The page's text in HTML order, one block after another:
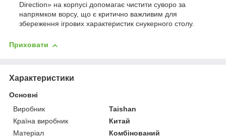
Direction» на корпусі допомагає чистити суворо за
напрямком ворсу, що є критично важливим для
збереження ігрових характеристик снукерного столу.
Приховати
Характеристики
Основні
Виробник
Taishan
Країна виробник
Китай
Матеріал
Комбінований